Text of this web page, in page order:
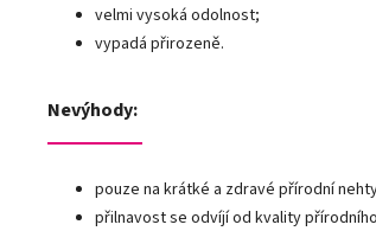
velmi vysoká odolnost;
vypadá přirozeně.
Nevýhody:
pouze na krátké a zdravé přírodní
přilnavost se odvíjí od kvality